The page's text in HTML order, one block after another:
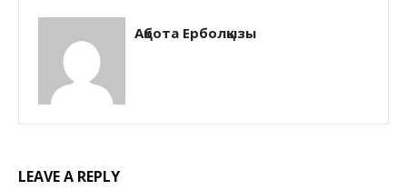
Ақбота Ерболқызы
LEAVE A REPLY